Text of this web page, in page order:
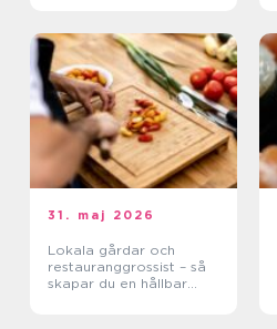
31. maj 2026
Lokala gårdar och
restauranggrossist – så
skapar du en hållbar